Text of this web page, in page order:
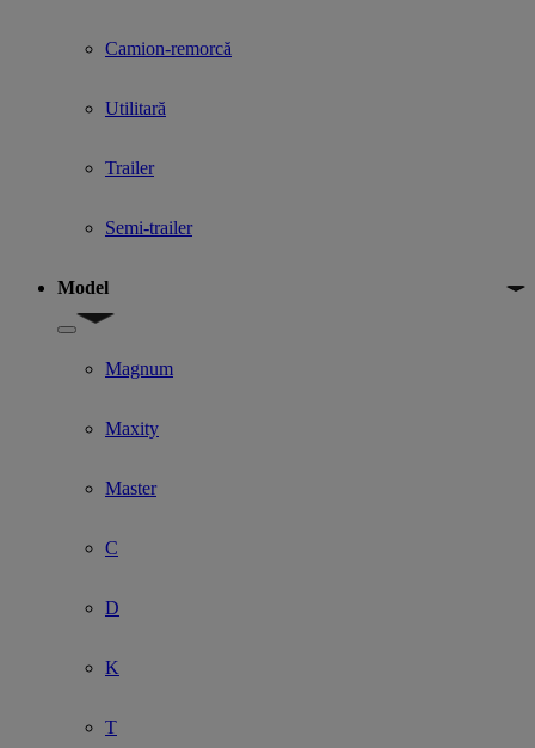
Camion-remorcă
Utilitară
Trailer
Semi-trailer
Model
Show submenu for Model
Magnum
Maxity
Master
C
D
K
T